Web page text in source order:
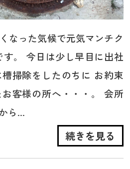
なった気候で元気マンチク
す。 今日は少し早目に出社
掃除をしたのちに お約束
客様の所へ・・・。 会所
ら...
続きを見る